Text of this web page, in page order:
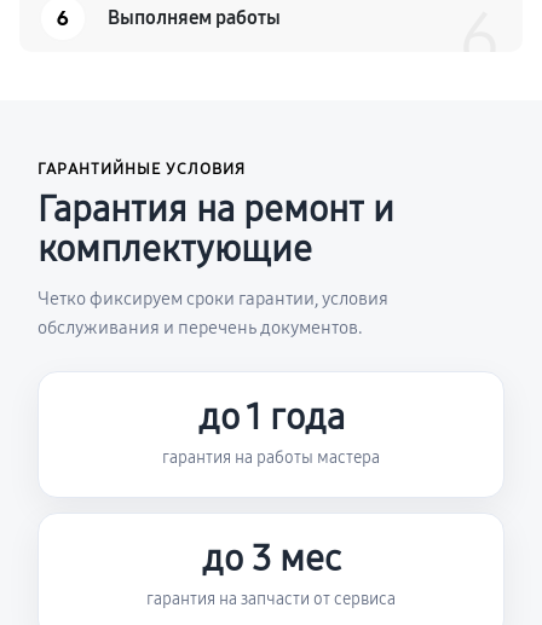
6 Выполняем работы
ГАРАНТИЙНЫЕ УСЛОВИЯ
Гарантия на ремонт и
комплектующие
Четко фиксируем сроки гарантии, условия
обслуживания и перечень документов.
до 1 года
гарантия на работы мастера
до 3 мес
гарантия на запчасти от сервиса